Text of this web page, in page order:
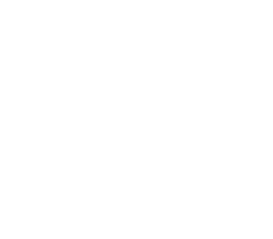
Gris Claro, Talla: XL